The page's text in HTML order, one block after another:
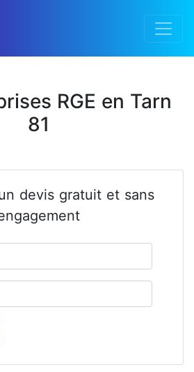
RGE en Tarn
81
devis gratuit et sans